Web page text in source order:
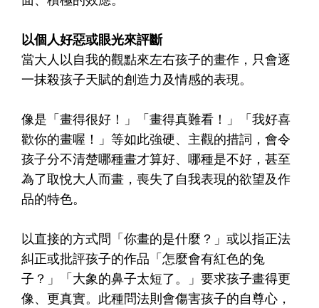
以個人好惡或眼光來評斷
當大人以自我的觀點來左右孩子的畫作，只會逐
一抹殺孩子天賦的創造力及情感的表現。
像是「畫得很好！」「畫得真難看！」「我好喜
歡你的畫喔！」等如此強硬、主觀的措詞，會令
孩子分不清楚哪種畫才算好、哪種是不好，甚至
為了取悅大人而畫，喪失了自我表現的欲望及作
品的特色。
以直接的方式問「你畫的是什麼？」或以指正法
糾正或批評孩子的作品「怎麼會有紅色的兔
子？」「大象的鼻子太短了。」要求孩子畫得更
像、更真實。此種問法則會傷害孩子的自尊心，